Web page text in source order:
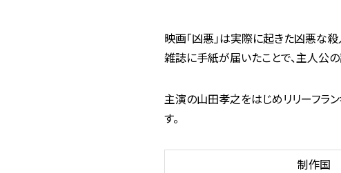
映画「凶悪」は実際に起きた凶悪な
雑誌に手紙が届いたことで、主人公
主演の山田孝之をはじめリリーフラ
す。
制作国